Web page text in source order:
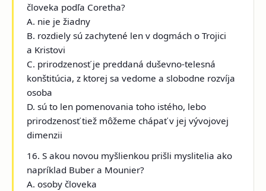
človeka podľa Coretha?
A. nie je žiadny
B. rozdiely sú zachytené len v dogmách o Trojici
a Kristovi
C. prirodzenosť je preddaná duševno-telesná
konštitúcia, z ktorej sa vedome a slobodne rozvíja
osoba
D. sú to len pomenovania toho istého, lebo
prirodzenosť tiež môžeme chápať v jej vývojovej
dimenzii
16. S akou novou myšlienkou prišli myslitelia ako
napríklad Buber a Mounier?
A. osoby človeka